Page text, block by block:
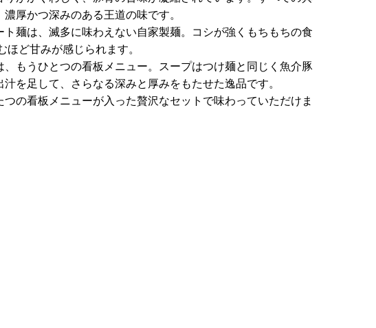
厚かつ深みのある王道の味です。
麺は、滅多に味わえない自家製麺。コシが強くもちもちの食
ど甘みが感じられます。
もうひとつの看板メニュー。スープはつけ麺と同じく魚介豚
を足して、さらなる深みと厚みをもたせた逸品です。
の看板メニューが入った贅沢なセットで味わっていただけま